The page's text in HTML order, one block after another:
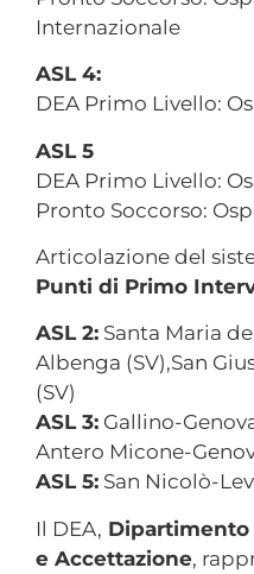
Internazionale
ASL 4:
DEA Primo Livello:
ASL 5
DEA Primo Livello:
Pronto Soccorso:
Articolazione del
Punti di Primo
ASL 2: Santa Maria
Albenga (SV),San
(SV)
ASL 3: Gallino-
Antero Micone-
ASL 5: San Nicolò-
Il DEA, Dipartimento
e Accettazione,